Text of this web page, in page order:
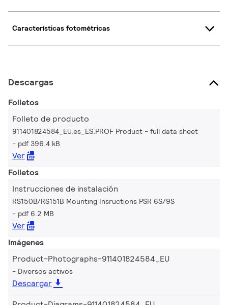
Características fotométricas
Descargas
Folletos
Folleto de producto
911401824584_EU.es_ES.PROF Product - full data sheet
pdf 396.4 kB
Ver
Folletos
Instrucciones de instalación
RS150B/RS151B Mounting Insructions PSR 6S/9S
pdf 6.2 MB
Ver
Imágenes
Product-Photographs-911401824584_EU
Diversos activos
Descargar